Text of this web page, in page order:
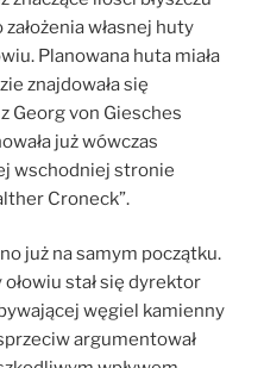
założenia własnej huty
Planowana huta miała
znajdowała się
Georg von Giesches
już wówczas
wschodniej stronie
Croneck”.
już na samym początku.
stał się dyrektor
węgiel kamienny
argumentował